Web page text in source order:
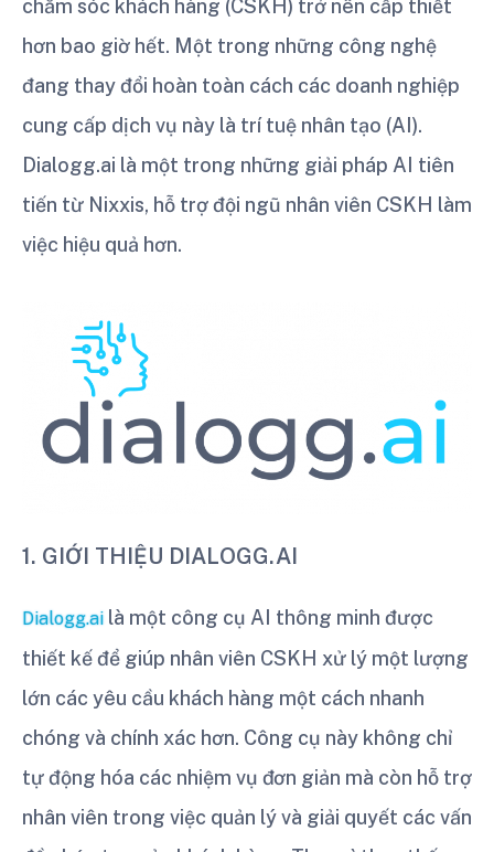
chăm sóc khách hàng (CSKH) trở nên cấp thiết
hơn bao giờ hết. Một trong những công nghệ
đang thay đổi hoàn toàn cách các doanh nghiệp
cung cấp dịch vụ này là trí tuệ nhân tạo (AI).
Dialogg.ai là một trong những giải pháp AI tiên
tiến từ Nixxis, hỗ trợ đội ngũ nhân viên CSKH làm
việc hiệu quả hơn.
1. GIỚI THIỆU DIALOGG.AI
Dialogg.ai là một công cụ AI thông minh được
thiết kế để giúp nhân viên CSKH xử lý một lượng
lớn các yêu cầu khách hàng một cách nhanh
chóng và chính xác hơn. Công cụ này không chỉ
tự động hóa các nhiệm vụ đơn giản mà còn hỗ trợ
nhân viên trong việc quản lý và giải quyết các vấn